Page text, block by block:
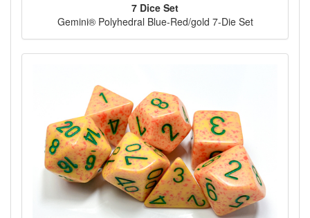
7 Dice Set
Gemini® Polyhedral Blue-Red/gold 7-Die Set